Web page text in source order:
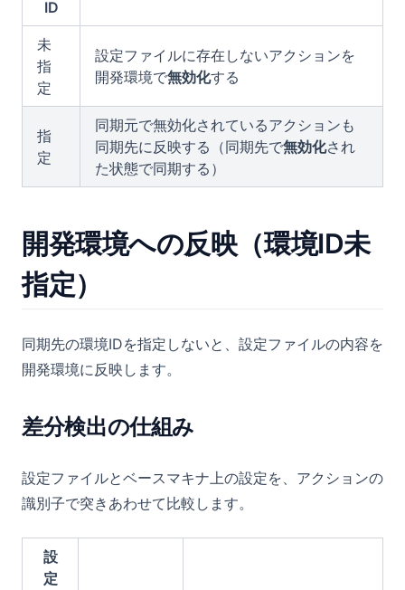
ID
未
指
定
設定ファイルに存在しないアクションを
開発環境で無効化する
指
定
同期元で無効化されているアクションも
同期先に反映する（同期先で無効化され
た状態で同期する）
開発環境への反映（環境ID未
指定）
同期先の環境IDを指定しないと、設定ファイルの内容を
開発環境に反映します。
差分検出の仕組み
設定ファイルとベースマキナ上の設定を、アクションの
識別子で突きあわせて比較します。
設
定